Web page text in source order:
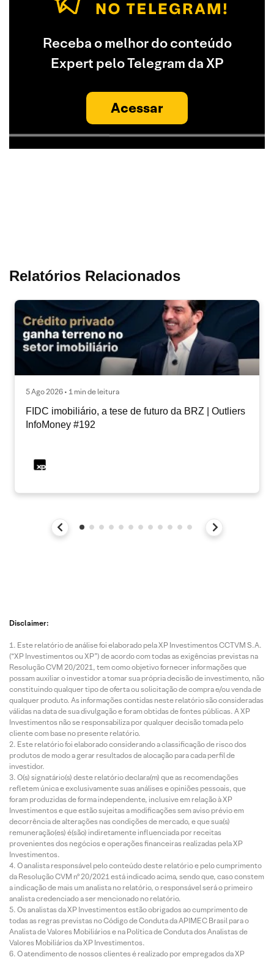
Receba o melhor do conteúdo
Expert pelo Telegram da XP
Acessar
Relatórios Relacionados
5 Ago 2026 • 1 min de leitura
FIDC imobiliário, a tese de futuro da BRZ | Outliers
InfoMoney #192
Disclaimer:
Este relatório de análise foi elaborado pela XP Investimentos CCTVM S.A.
(“XP Investimentos ou XP”) de acordo com todas as exigências previstas na
Resolução CVM 20/2021, tem como objetivo fornecer informações que
possam auxiliar o investidor a tomar sua própria decisão de investimento, não
constituindo qualquer tipo de oferta ou solicitação de compra e/ou venda de
qualquer produto. As informações contidas neste relatório são consideradas
válidas na data de sua divulgação e foram obtidas de fontes públicas. A XP
Investimentos não se responsabiliza por qualquer decisão tomada pelo
cliente com base no presente relatório.
Este relatório foi elaborado considerando a classificação de risco dos
produtos de modo a gerar resultados de alocação para cada perfil de
investidor.
O(s) signatário(s) deste relatório declara(m) que as recomendações
refletem única e exclusivamente suas análises e opiniões pessoais, que
foram produzidas de forma independente, inclusive em relação à XP
Investimentos e que estão sujeitas a modificações sem aviso prévio em
decorrência de alterações nas condições de mercado, e que sua(s)
remuneração(es) é(são) indiretamente influenciada por receitas
provenientes dos negócios e operações financeiras realizadas pela XP
Investimentos.
O analista responsável pelo conteúdo deste relatório e pelo cumprimento
da Resolução CVM nº 20/2021 está indicado acima, sendo que, caso constem
a indicação de mais um analista no relatório, o responsável será o primeiro
analista credenciado a ser mencionado no relatório.
Os analistas da XP Investimentos estão obrigados ao cumprimento de
todas as regras previstas no Código de Conduta da APIMEC Brasil para o
Analista de Valores Mobiliários e na Política de Conduta dos Analistas de
Valores Mobiliários da XP Investimentos.
O atendimento de nossos clientes é realizado por empregados da XP